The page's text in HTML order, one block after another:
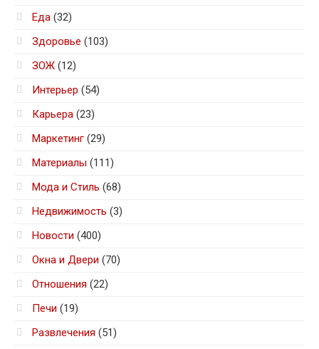
Еда (32)
Здоровье (103)
ЗОЖ (12)
Интерьер (54)
Карьера (23)
Маркетинг (29)
Материалы (111)
Мода и Стиль (68)
Недвижимость (3)
Новости (400)
Окна и Двери (70)
Отношения (22)
Печи (19)
Развлечения (51)